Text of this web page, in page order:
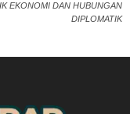
EKONOMI DAN HUBUNGAN
DIPLOMATIK